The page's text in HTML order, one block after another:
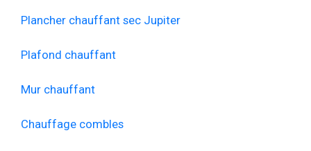
Plancher chauffant sec Jupiter
Plafond chauffant
Mur chauffant
Chauffage combles